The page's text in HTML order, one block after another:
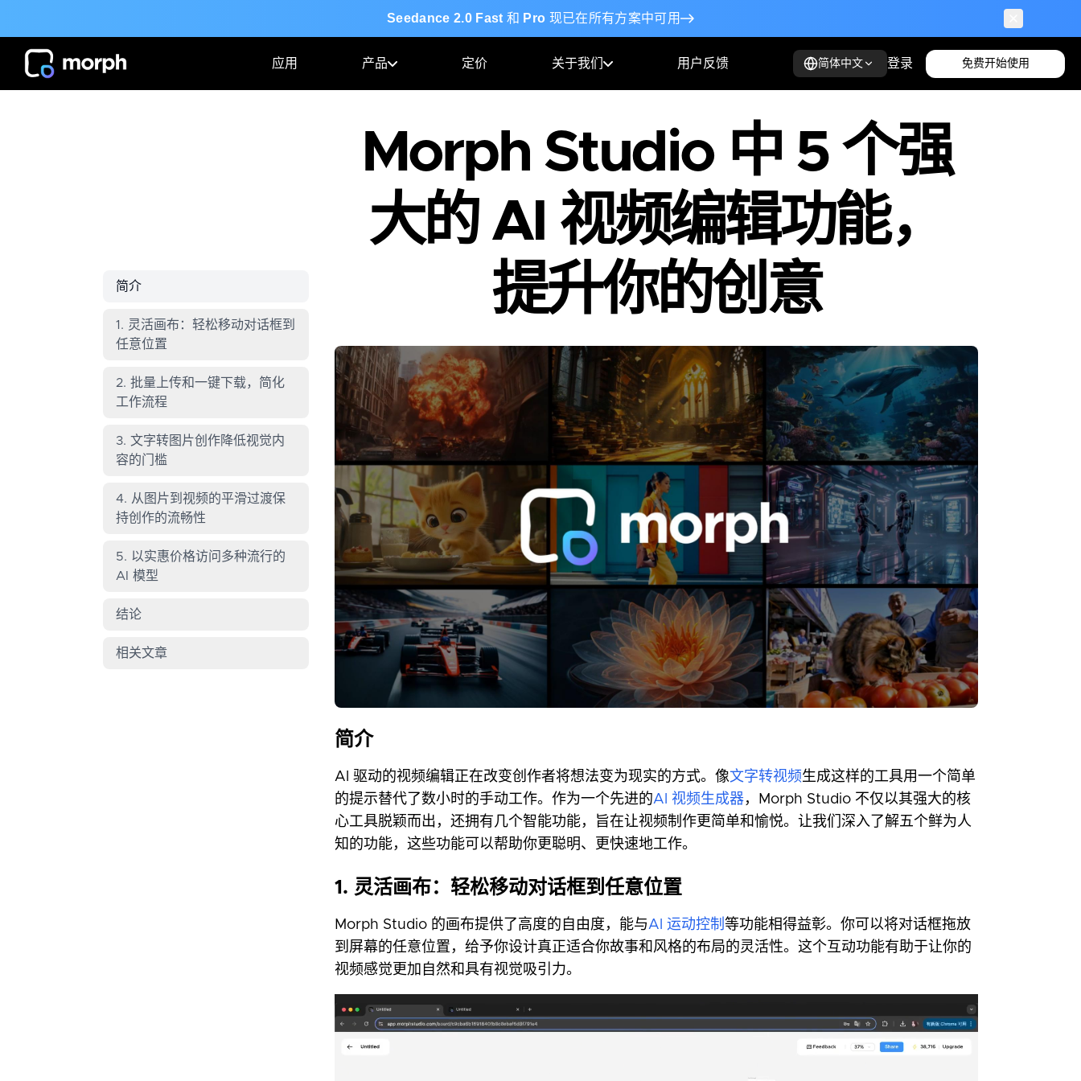
Seedance 2.0 Fast 和 Pro 现已在所有方案中可用
应用 产品 定价 关于我们 用户反馈 简体中文 登录 免费开始使用
简介
1. 灵活画布：轻松移动对话框到
任意位置
2. 批量上传和一键下载，简化
工作流程
3. 文字转图片创作降低视觉内
容的门槛
4. 从图片到视频的平滑过渡保
持创作的流畅性
5. 以实惠价格访问多种流行的
AI 模型
结论
相关文章
Morph Studio 中 5 个强
大的 AI 视频编辑功能，
提升你的创意
简介
AI 驱动的视频编辑正在改变创作者将想法变为现实的方式。像文字转视频生成这样的工具用一个简单
的提示替代了数小时的手动工作。作为一个先进的AI 视频生成器，Morph Studio 不仅以其强大的核
心工具脱颖而出，还拥有几个智能功能，旨在让视频制作更简单和愉悦。让我们深入了解五个鲜为人
知的功能，这些功能可以帮助你更聪明、更快速地工作。
1. 灵活画布：轻松移动对话框到任意位置
Morph Studio 的画布提供了高度的自由度，能与AI 运动控制 等功能相得益彰。你可以将对话框拖放
到屏幕的任意位置，给予你设计真正适合你故事和风格的布局的灵活性。这个互动功能有助于让你的
视频感觉更加自然和具有视觉吸引力。